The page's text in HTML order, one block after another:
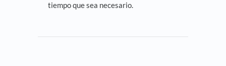
tiempo que sea necesario.